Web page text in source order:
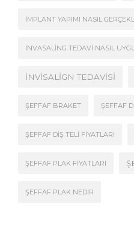
İMPLANT YAPIMI NASIL
İNVASALING TEDAVI NASIL
İNVISALIGN TEDAVISI
ŞEFFAF BRAKET ŞEFFAF
ŞEFFAF DIŞ TELI FIYATLARI
ŞEFFAF PLAK FIYATLARI
ŞEFFAF PLAK NEDIR